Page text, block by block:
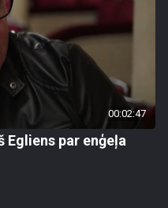
00:02:47
Egliens par enģeļa